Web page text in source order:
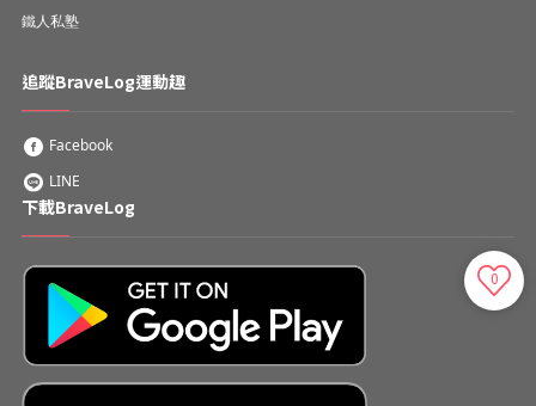
0
鐵人私塾
追蹤BraveLog運動趣
Facebook
LINE
下載BraveLog